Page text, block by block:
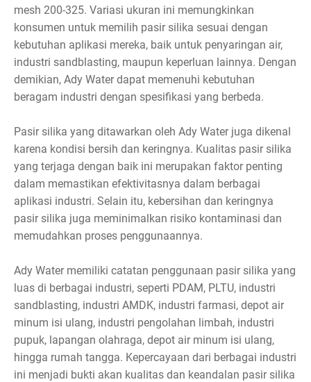
mesh 200-325. Variasi ukuran ini memungkinkan
konsumen untuk memilih pasir silika sesuai dengan
kebutuhan aplikasi mereka, baik untuk penyaringan air,
industri sandblasting, maupun keperluan lainnya. Dengan
demikian, Ady Water dapat memenuhi kebutuhan
beragam industri dengan spesifikasi yang berbeda.
Pasir silika yang ditawarkan oleh Ady Water juga dikenal
karena kondisi bersih dan keringnya. Kualitas pasir silika
yang terjaga dengan baik ini merupakan faktor penting
dalam memastikan efektivitasnya dalam berbagai
aplikasi industri. Selain itu, kebersihan dan keringnya
pasir silika juga meminimalkan risiko kontaminasi dan
memudahkan proses penggunaannya.
Ady Water memiliki catatan penggunaan pasir silika yang
luas di berbagai industri, seperti PDAM, PLTU, industri
sandblasting, industri AMDK, industri farmasi, depot air
minum isi ulang, industri pengolahan limbah, industri
pupuk, lapangan olahraga, depot air minum isi ulang,
hingga rumah tangga. Kepercayaan dari berbagai industri
ini menjadi bukti akan kualitas dan keandalan pasir silika